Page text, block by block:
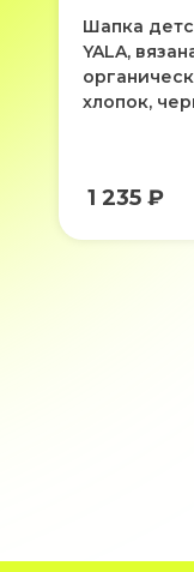
Шапка
YALA,
хлопок,
1 235 ₽